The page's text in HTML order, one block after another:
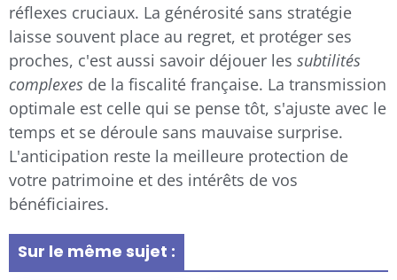
réflexes cruciaux. La générosité sans stratégie
laisse souvent place au regret, et protéger ses
proches, c'est aussi savoir déjouer les subtilités
complexes de la fiscalité française. La transmission
optimale est celle qui se pense tôt, s'ajuste avec le
temps et se déroule sans mauvaise surprise.
L'anticipation reste la meilleure protection de
votre patrimoine et des intérêts de vos
bénéficiaires.
Sur le même sujet :